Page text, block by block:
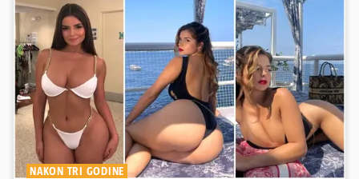
NAKON TRI GODINE